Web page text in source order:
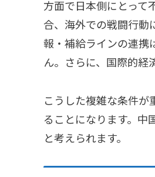
方面で日本側にとって
合、海外での戦闘行動
報・補給ラインの連携
ん。さらに、国際的経
こうした複雑な条件
ることになります。中
と考えられます。